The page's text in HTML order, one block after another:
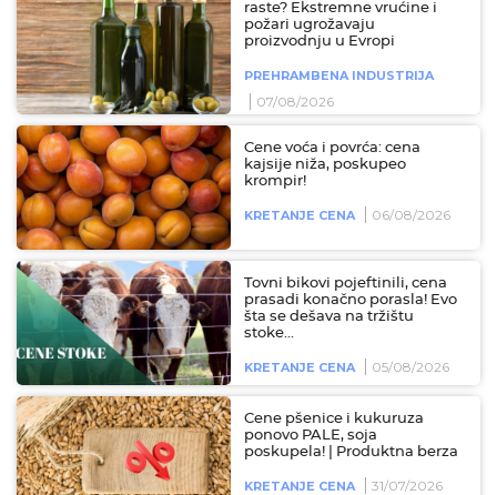
raste? Ekstremne vrućine i
požari ugrožavaju
proizvodnju u Evropi
PREHRAMBENA INDUSTRIJA
07/08/2026
Cene voća i povrća: cena
kajsije niža, poskupeo
krompir!
KRETANJE CENA 06/08/2026
Tovni bikovi pojeftinili, cena
prasadi konačno porasla! Evo
šta se dešava na tržištu
stoke...
KRETANJE CENA 05/08/2026
Cene pšenice i kukuruza
ponovo PALE, soja
poskupela! | Produktna berza
KRETANJE CENA 31/07/2026